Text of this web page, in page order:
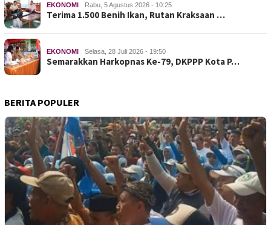
EKONOMI Rabu, 5 Agustus 2026 - 10:25
Terima 1.500 Benih Ikan, Rutan Kraksaan …
EKONOMI Selasa, 28 Juli 2026 - 19:50
Semarakkan Harkopnas Ke-79, DKPPP Kota P…
BERITA POPULER